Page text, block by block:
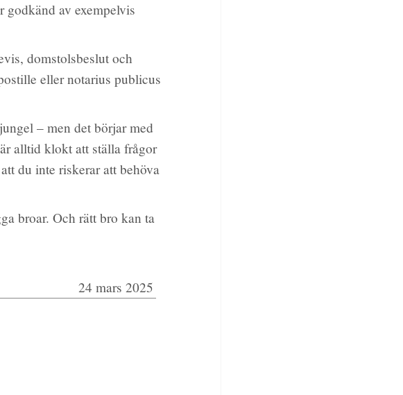
godkänd av exempelvis
domstolsbeslut och
eller notarius publicus
– men det börjar med
alltid klokt att ställa frågor
du inte riskerar att behöva
broar. Och rätt bro kan ta
24 mars 2025